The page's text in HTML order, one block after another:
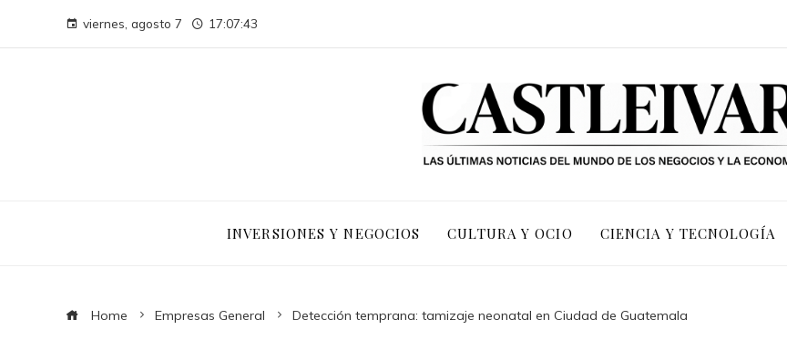
viernes, agosto 7 17:07:44
INVERSIONES Y NEGOCIOS CULTURA Y OCIO CIENCIA Y TECNOLOGÍA
Home Empresas General Detección temprana: tamizaje neonatal en Ciudad de Guatemala